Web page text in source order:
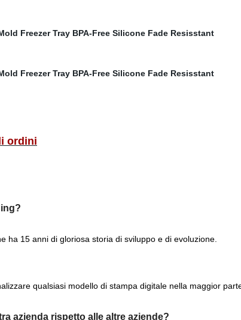
ordini
ha 15 anni di gloriosa storia di sviluppo e di evoluzione.
qualsiasi modello di stampa digitale nella maggior
azienda rispetto alle altre aziende?